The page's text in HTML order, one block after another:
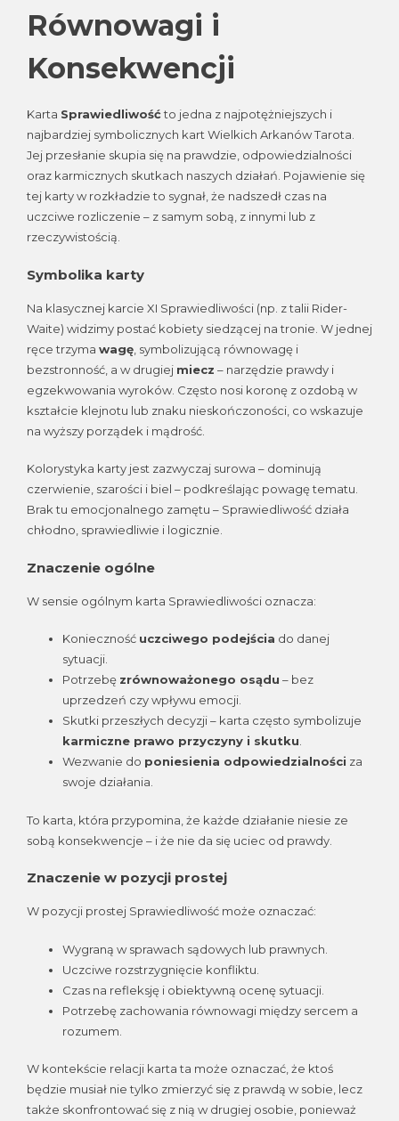
Równowagi i
Konsekwencji
Karta Sprawiedliwośćto jedna z najpotężniejszych i
najbardziej symbolicznych kart Wielkich Arkanów Tarota.
Jej przesłanie skupia się na prawdzie, odpowiedzialności
oraz karmicznych skutkach naszych działań. Pojawienie się
tej karty w rozkładzie to sygnał, że nadszedł czas na
uczciwe rozliczenie – z samym sobą, z innymi lub z
rzeczywistością.
Symbolika karty
Na klasycznej karcie XI Sprawiedliwości (np. z talii Rider-
Waite) widzimy postać kobiety siedzącej na tronie. W jednej
ręce trzyma wagę , symbolizującą równowagę i
bezstronność, a w drugiej miecz – narzędzie prawdy i
egzekwowania wyroków. Często nosi koronę z ozdobą w
kształcie klejnotu lub znaku nieskończoności, co wskazuje
na wyższy porządek i mądrość.
Kolorystyka karty jest zazwyczaj surowa – dominują
czerwienie, szarości i biel – podkreślając powagę tematu.
Brak tu emocjonalnego zamętu – Sprawiedliwość działa
chłodno, sprawiedliwie i logicznie.
Znaczenie ogólne
W sensie ogólnym karta Sprawiedliwości oznacza:
Konieczność uczciwego podejścia do danej
sytuacji.
Potrzebę zrównoważonego osądu – bez
uprzedzeń czy wpływu emocji.
Skutki przeszłych decyzji – karta często symbolizuje
karmiczne prawo przyczyny i skutku
Wezwanie do poniesienia odpowiedzialności za
swoje działania.
To karta, która przypomina, że każde działanie niesie ze
sobą konsekwencje – i że nie da się uciec od prawdy.
Znaczenie w pozycji prostej
W pozycji prostej Sprawiedliwość może oznaczać:
Wygraną w sprawach sądowych lub prawnych.
Uczciwe rozstrzygnięcie konfliktu.
Czas na refleksję i obiektywną ocenę sytuacji.
Potrzebę zachowania równowagi między sercem a
rozumem.
W kontekście relacji karta ta może oznaczać, że ktoś
będzie musiał nie tylko zmierzyć się z prawdą w sobie, lecz
także skonfrontować się z nią w drugiej osobie, ponieważ